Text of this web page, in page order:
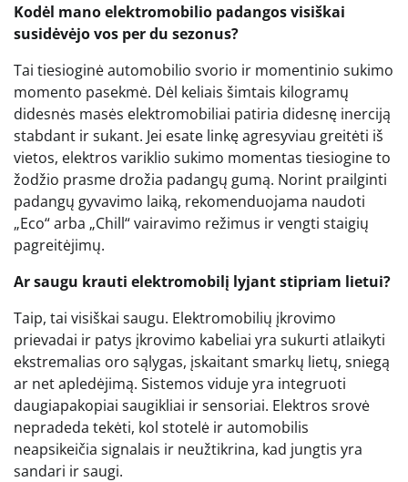
Kodėl mano elektromobilio padangos visiškai
susidėvėjo vos per du sezonus?
Tai tiesioginė automobilio svorio ir momentinio sukimo
momento pasekmė. Dėl keliais šimtais kilogramų
didesnės masės elektromobiliai patiria didesnę inerciją
stabdant ir sukant. Jei esate linkę agresyviau greitėti iš
vietos, elektros variklio sukimo momentas tiesiogine to
žodžio prasme drožia padangų gumą. Norint prailginti
padangų gyvavimo laiką, rekomenduojama naudoti
„Eco“ arba „Chill“ vairavimo režimus ir vengti staigių
pagreitėjimų.
Ar saugu krauti elektromobilį lyjant stipriam lietui?
Taip, tai visiškai saugu. Elektromobilių įkrovimo
prievadai ir patys įkrovimo kabeliai yra sukurti atlaikyti
ekstremalias oro sąlygas, įskaitant smarkų lietų, sniegą
ar net apledėjimą. Sistemos viduje yra integruoti
daugiapakopiai saugikliai ir sensoriai. Elektros srovė
nepradeda tekėti, kol stotelė ir automobilis
neapsikeičia signalais ir neužtikrina, kad jungtis yra
sandari ir saugi.